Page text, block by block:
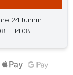
24 tunnin
- 14.08.